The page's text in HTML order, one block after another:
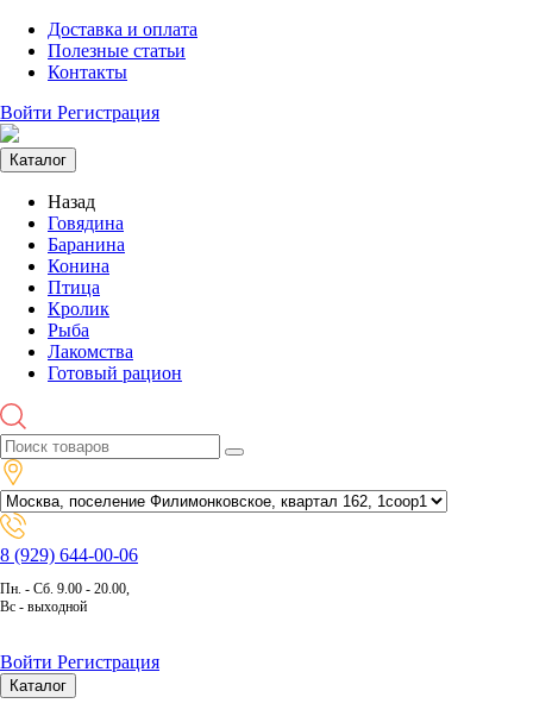
Доставка и оплата
Полезные статьи
Контакты
Войти Регистрация
Каталог
Назад
Говядина
Баранина
Конина
Птица
Кролик
Рыба
Лакомства
Готовый рацион
8 (929) 644-00-06
Пн. - Сб. 9.00 - 20.00,
Вс - выходной
Войти Регистрация
Каталог